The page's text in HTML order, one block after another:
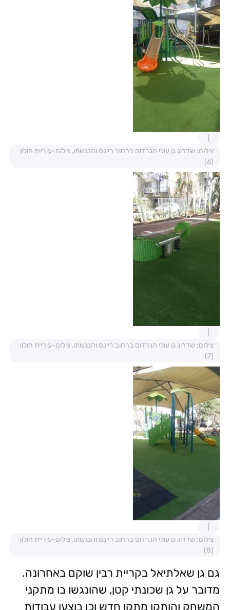
צילום: שדרוג גן עולי הגרדום ברחוב ריינס והנגשתו, צילום-עיריית חולון
(6)
צילום: שדרוג גן עולי הגרדום ברחוב ריינס והנגשתו, צילום-עיריית חולון
(7)
צילום: שדרוג גן עולי הגרדום ברחוב ריינס והנגשתו, צילום-עיריית חולון
(8)
גם גן שאלתיאל בקריית רבין שוקם באחרונה.
מדובר על גן שכונתי קטן, שהונגשו בו מתקני
המשחק והותקן מתקן חדש וכן בוצעו עבודות